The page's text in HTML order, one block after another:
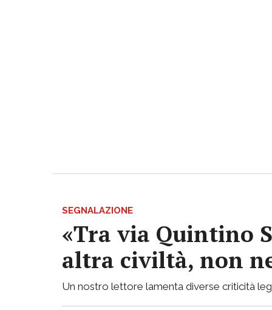
SEGNALAZIONE
«Tra via Quintino
altra civiltà, non
Un nostro lettore lamenta diverse criticità